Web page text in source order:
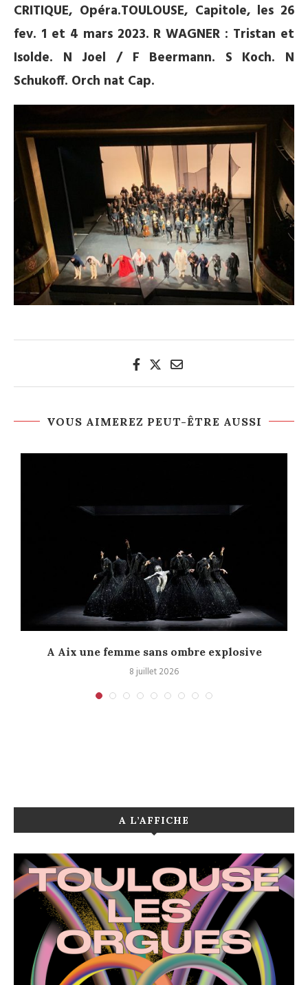
CRITIQUE, Opéra.TOULOUSE, Capitole, les 26
fev. 1 et 4 mars 2023. R WAGNER : Tristan et
Isolde. N Joel / F Beermann. S Koch. N
Schukoff. Orch nat Cap.
VOUS AIMEREZ PEUT-ÊTRE AUSSI
A Aix une femme sans ombre explosive
8 juillet 2026
A L’AFFICHE